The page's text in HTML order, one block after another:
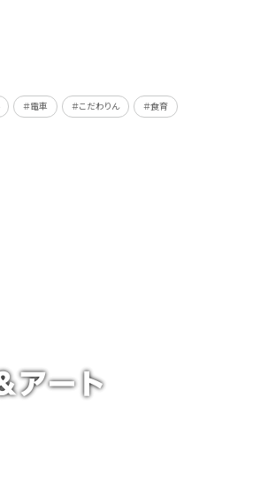
＃電車 ＃こだわりん ＃食育